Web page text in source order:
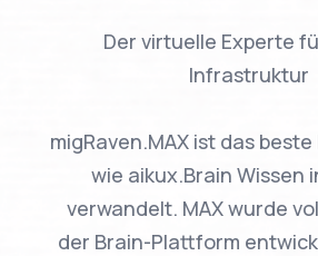
Der virtuelle Experte
Infrastruktur
migRaven.MAX ist das
wie aikux.Brain Wissen
verwandelt. MAX wurde
der Brain-Plattform